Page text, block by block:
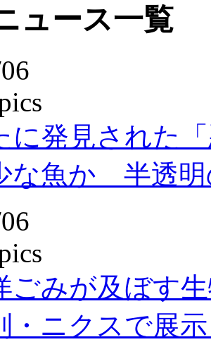
ュース一覧
に発見された
な魚か 半透明
ごみが及ぼす
・ニクスで展